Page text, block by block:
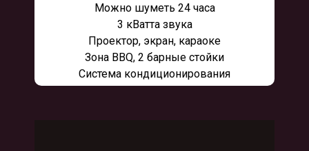
Можно шуметь 24 часа
3 кВатта звука
Проектор, экран, караоке
Зона BBQ, 2 барные стойки
Система кондиционирования